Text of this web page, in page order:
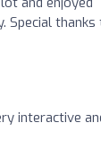
Special thanks
interactive